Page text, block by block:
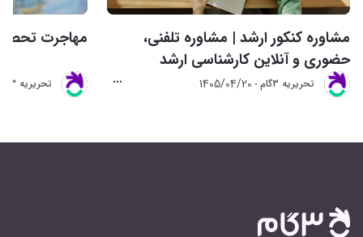
مشاوره کنکور ارشد | مشاوره تلفنی،
حضوری و آنلاین کارشناسی ارشد
تحريريه 3گام 1405/04/20
مهاجرت
تحريريه 3گام